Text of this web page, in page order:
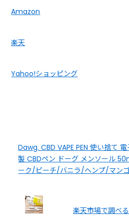
Amazon
楽天
Yahoo!ショッピング
Dawg. CBD VAPE PEN 使い捨て
製 CBDペン ドーグ メンソール
ーク/ピーチ/バニラ/ヘンプ/マン
楽天市場で調べる